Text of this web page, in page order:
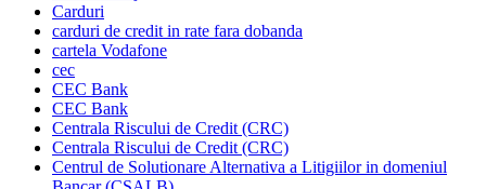
Carduri
carduri de credit in rate fara dobanda
cartela Vodafone
cec
CEC Bank
CEC Bank
Centrala Riscului de Credit (CRC)
Centrala Riscului de Credit (CRC)
Centrul de Solutionare Alternativa a Litigiilor in domeniul